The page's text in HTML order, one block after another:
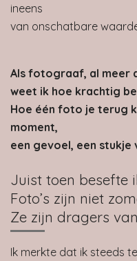
ineens
van onschatbare
Als fotograaf, al meer
weet ik hoe krachtig
Hoe één foto je terug
moment,
een gevoel, een stukje
Juist toen besefte
Foto’s zijn niet
Ze zijn dragers
Ik merkte dat ik steeds